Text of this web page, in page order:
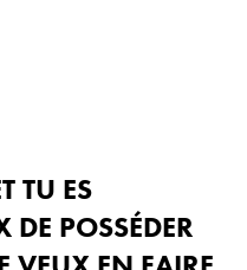
TU ES
DE POSSÉDER